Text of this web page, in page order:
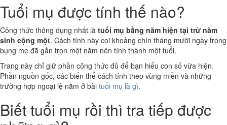
Tuổi mụ được tính thế nào?
Công thức thông dụng nhất là tuổi mụ bằng năm hiện tại trừ năm
sinh cộng một. Cách tính này coi khoảng chín tháng mười ngày trong
bụng mẹ đã gần trọn một năm nên tính thành một tuổi.
Trang này chỉ giữ phần công thức đủ để bạn hiểu con số vừa hiện.
Phần nguồn gốc, các biến thể cách tính theo vùng miền và những
trường hợp ngoại lệ nằm ở bài tuổi mụ là gì.
Biết tuổi mụ rồi thì tra tiếp được